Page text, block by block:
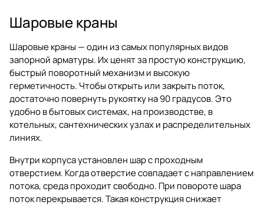
Шаровые краны
Шаровые краны — один из самых популярных видов
запорной арматуры. Их ценят за простую конструкцию,
быстрый поворотный механизм и высокую
герметичность. Чтобы открыть или закрыть поток,
достаточно повернуть рукоятку на 90 градусов. Это
удобно в бытовых системах, на производстве, в
котельных, сантехнических узлах и распределительных
линиях.
Внутри корпуса установлен шар с проходным
отверстием. Когда отверстие совпадает с направлением
потока, среда проходит свободно. При повороте шара
поток перекрывается. Такая конструкция снижает